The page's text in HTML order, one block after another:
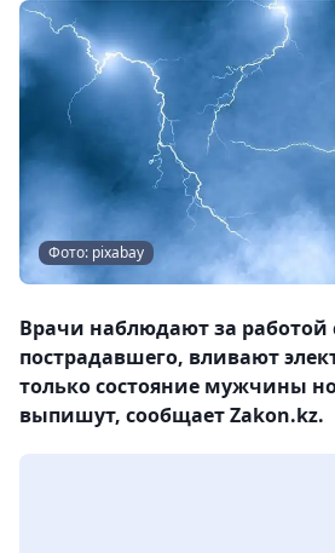
Фото: pixabay
Врачи наблюдают за работой
пострадавшего, вливают
только состояние мужчины
выпишут, сообщает Zakon.kz.